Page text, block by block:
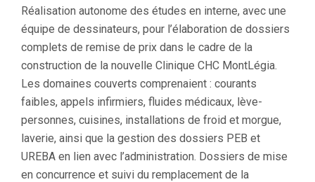
Réalisation autonome des études en interne, avec une
équipe de dessinateurs, pour l’élaboration de dossiers
complets de remise de prix dans le cadre de la
construction de la nouvelle Clinique CHC MontLégia.
Les domaines couverts comprenaient : courants
faibles, appels infirmiers, fluides médicaux, lève-
personnes, cuisines, installations de froid et morgue,
laverie, ainsi que la gestion des dossiers PEB et
UREBA en lien avec l’administration. Dossiers de mise
en concurrence et suivi du remplacement de la